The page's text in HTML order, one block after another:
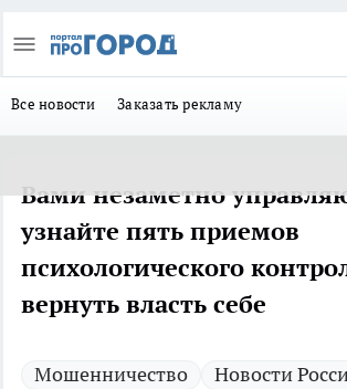
Все новости Заказать рекламу
Вами незаметно
узнайте пять приемов
психологического
вернуть власть себе
Мошенничество
Новости